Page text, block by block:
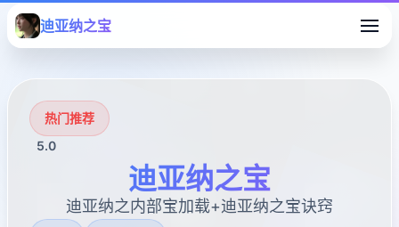
迪亚纳之宝
热门推荐
5.0
迪亚纳之宝
迪亚纳之内部宝加载+迪亚纳之宝诀窍